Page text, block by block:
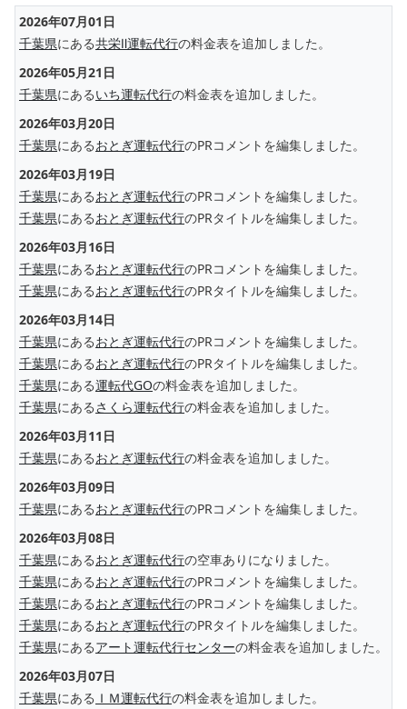
2026年07月01日
千葉県にある共栄Ⅱ運転代行の料金表を追加しました。
2026年05月21日
千葉県にあるいち運転代行の料金表を追加しました。
2026年03月20日
千葉県にあるおとぎ運転代行のPRコメントを編集しました。
2026年03月19日
千葉県にあるおとぎ運転代行のPRコメントを編集しました。
千葉県にあるおとぎ運転代行のPRタイトルを編集しました。
2026年03月16日
千葉県にあるおとぎ運転代行のPRコメントを編集しました。
千葉県にあるおとぎ運転代行のPRタイトルを編集しました。
2026年03月14日
千葉県にあるおとぎ運転代行のPRコメントを編集しました。
千葉県にあるおとぎ運転代行のPRタイトルを編集しました。
千葉県にある運転代GOの料金表を追加しました。
千葉県にあるさくら運転代行の料金表を追加しました。
2026年03月11日
千葉県にあるおとぎ運転代行の料金表を追加しました。
2026年03月09日
千葉県にあるおとぎ運転代行のPRコメントを編集しました。
2026年03月08日
千葉県にあるおとぎ運転代行の空車ありになりました。
千葉県にあるおとぎ運転代行のPRコメントを編集しました。
千葉県にあるおとぎ運転代行のPRコメントを編集しました。
千葉県にあるおとぎ運転代行のPRタイトルを編集しました。
千葉県にあるアート運転代行センターの料金表を追加しました。
2026年03月07日
千葉県にある ＩＭ運転代行の料金表を追加しました。